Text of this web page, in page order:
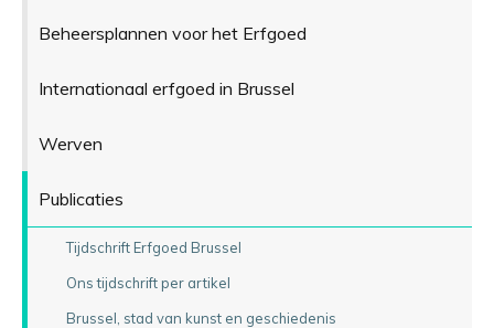
Beheersplannen voor het Erfgoed
Internationaal erfgoed in Brussel
Werven
Publicaties
Tijdschrift Erfgoed Brussel
Ons tijdschrift per artikel
Brussel, stad van kunst en geschiedenis